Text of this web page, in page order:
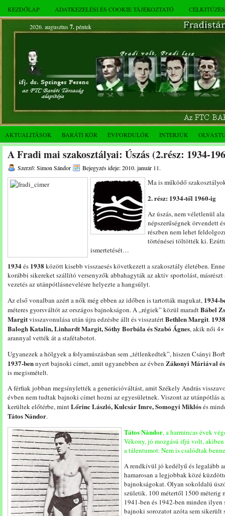
KEZDŐLAP ADATKEZELÉSI ÉS COOKIE TÁJÉKOZTATÓ
2026. augusztus 7.péntek
AKTUALITÁSOK BARÁTI KÖR ÉVFORDULÓK INTERJÚK
A Fradi mai szakosztályai: Úszás (2.rész: 1934-
Szerző: Simon Sándor Bejegyzés ideje: 2010. január 11.
Ma is működő
2. rész: 1934-től 1960-ig
Az úszás, nem véletlenül
népszerűségnek örvendett
részben nem lehet
történései töltötték ki.
ismertetését…
1934és 1938 között kisebb visszaesés következett a szakosztály életében.
korábbi sikereket szállító versenyzők abbahagyták az aktív sportolást,
vezetés az utánpótlásnevelésre helyezte a hangsúlyt.
Az első vonalban azért a nők még ebben az időben is tartották magukat, 1934-
méteres gyorsváltót az országos bajnokságon. A „régiek” közül maradtBábel
Margitvisszavonulása után újra edzésbe állt és visszatértBethlen Margit.
Balogh Katalin, Linhardt Margit, Sóthy Borbála és Szabó Ágnes, akik női
arannyal vették át a stafétabotot.
Ugyanezek a hölgyek a folyamúszásban sem „tétlenkedtek”, hiszen Csányi
1937-bennyert bajnoki címet, amit ugyanebben az évben Zákonyi Máriával
is megismételt.
A férfiak jobban megsínylették a generációváltást, amit Székely András
évben nem tudtak bajnoki címet hozni az egyesületnek. Viszont az utánpótlás
kerültek előtérbe, mintLőrinc László, Kulcsár Imre, Somogyi Miklósés
Tátos Nándor.
Tátos Nándor, a harmincas évek
Vékony, jó mozgású ifjú volt,
a tálentumot. Nem is csalódtak
A rendkívül jó kedélyű és legalább
hamarosan a legjobbak közé
bajnokságokat. Olyan sokoldalú
születik. 100 métertől 1500 méterig
1941-ben és 1942-ben minden ilyen
bajnoki sorozatot azóta sem sikerült